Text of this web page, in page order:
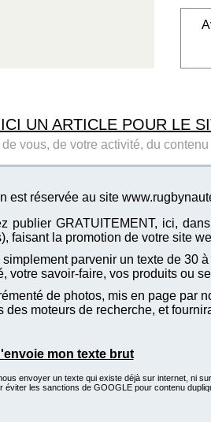
UN ARTICLE POUR LE
vous, de votre activité, du
est réservée au site
publier GRATUITEMENT, ici,
faisant la promotion de votre site
simplement parvenir un texte de 30
votre savoir-faire, vos produits ou
de photos, mis en page par
des moteurs de recherche, et
mon texte brut
envoyer un texte qui existe déjà sur internet, ni
éviter les sanctions de GOOGLE pour contenu